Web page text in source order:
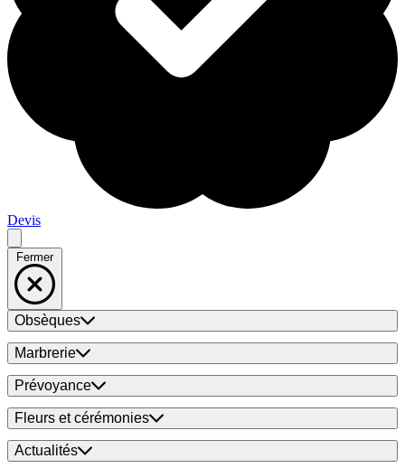
Devis
Fermer
Obsèques
Marbrerie
Prévoyance
Fleurs et cérémonies
Actualités